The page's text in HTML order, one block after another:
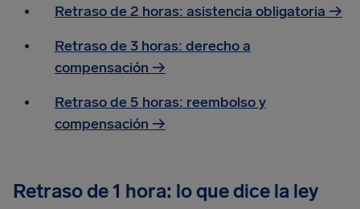
Retraso de 2 horas: asistencia obligatoria →
Retraso de 3 horas: derecho a
compensación →
Retraso de 5 horas: reembolso y
compensación →
Retraso de 1 hora: lo que dice la ley